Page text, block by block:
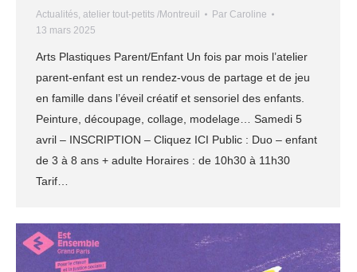
Actualités, atelier tout-petits /Montreuil Par Caroline
13 mars 2025
Arts Plastiques Parent/Enfant Un fois par mois l’atelier
parent-enfant est un rendez-vous de partage et de jeu
en famille dans l’éveil créatif et sensoriel des enfants.
Peinture, découpage, collage, modelage… Samedi 5
avril – INSCRIPTION – Cliquez ICI Public : Duo – enfant
de 3 à 8 ans + adulte Horaires : de 10h30 à 11h30
Tarif…